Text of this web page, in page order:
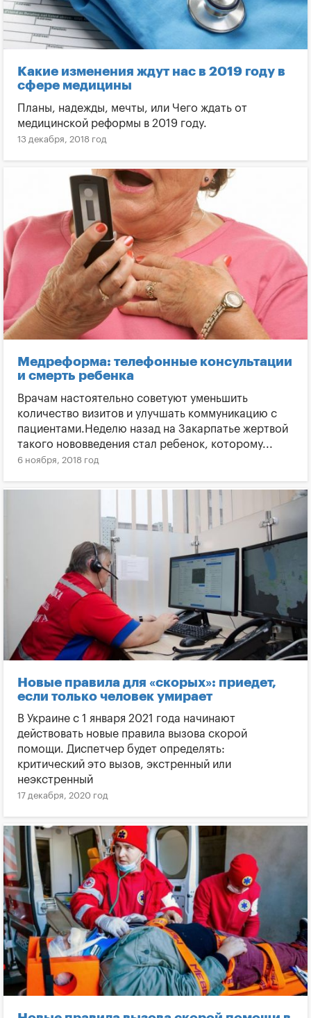
Какие изменения ждут нас в 2019 году в
сфере медицины
Планы, надежды, мечты, или Чего ждать от
медицинской реформы в 2019 году.
13 декабря, 2018 год
Медреформа: телефонные консультации
и смерть ребенка
Врачам настоятельно советуют уменьшить
количество визитов и улучшать коммуникацию с
пациентами.Неделю назад на Закарпатье жертвой
такого нововведения стал ребенок, которому...
6 ноября, 2018 год
Новые правила для «скорых»: приедет,
если только человек умирает
В Украине с 1 января 2021 года начинают
действовать новые правила вызова скорой
помощи. Диспетчер будет определять:
критический это вызов, экстренный или
неэкстренный
17 декабря, 2020 год